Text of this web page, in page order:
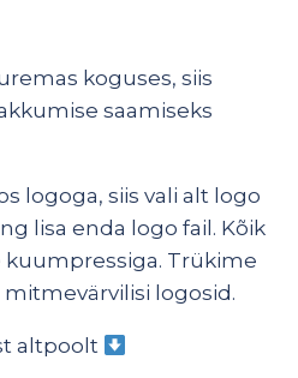
koguses, siis
saamiseks
logoga, siis vali alt logo
lisa enda logo fail. Kõik
kuumpressiga. Trükime
mitmevärvilisi logosid.
altpoolt